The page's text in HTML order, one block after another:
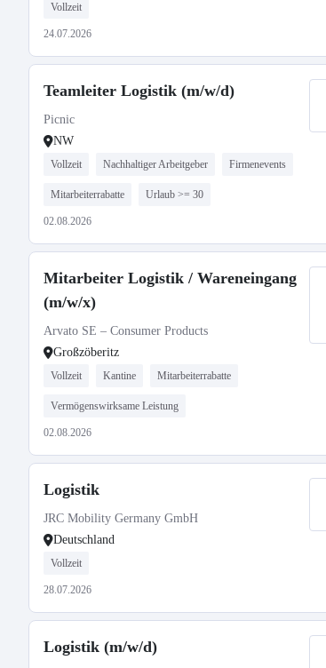
Vollzeit
24.07.2026
Teamleiter Logistik (m/w/d)
Picnic
NW
Vollzeit Nachhaltiger Arbeitgeber Firmenevents
Mitarbeiterrabatte Urlaub >= 30
02.08.2026
Mitarbeiter Logistik / Wareneingang
(m/w/x)
Arvato SE – Consumer Products
Großzöberitz
Vollzeit Kantine Mitarbeiterrabatte
Vermögenswirksame Leistung
02.08.2026
Logistik
JRC Mobility Germany GmbH
Deutschland
Vollzeit
28.07.2026
Logistik (m/w/d)